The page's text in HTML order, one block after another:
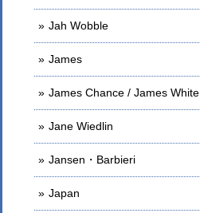
Jah Wobble
James
James Chance / James White
Jane Wiedlin
Jansen・Barbieri
Japan